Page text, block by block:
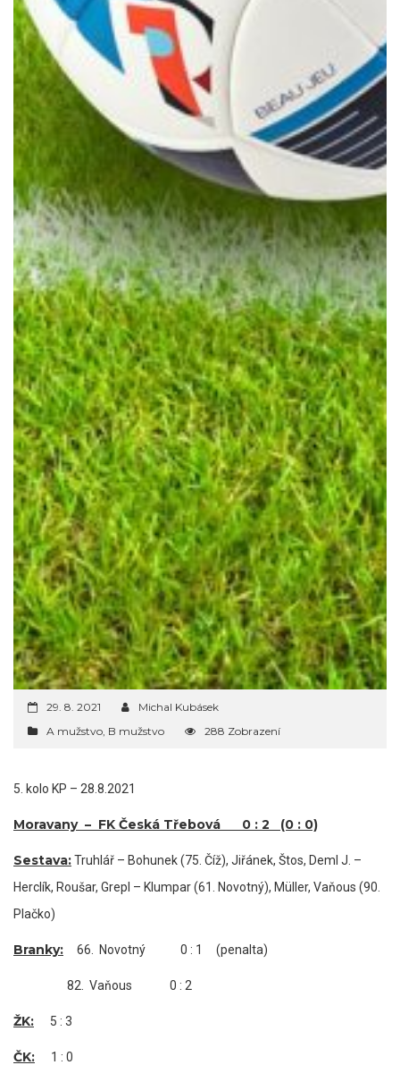
29. 8. 2021
Michal Kubásek
A mužstvo, B mužstvo 288 Zobrazení
5. kolo KP – 28.8.2021
Moravany – FK Česká Třebová 0 : 2 (0 : 0)
Sestava:Truhlář – Bohunek (75. Číž), Jiřánek, Štos, Deml J. –
Herclík, Roušar, Grepl – Klumpar (61. Novotný), Müller, Vaňous (90.
Plačko)
Branky: 66. Novotný 0 : 1 (penalta)
82. Vaňous 0 : 2
ŽK: 5 : 3
ČK: 1 : 0